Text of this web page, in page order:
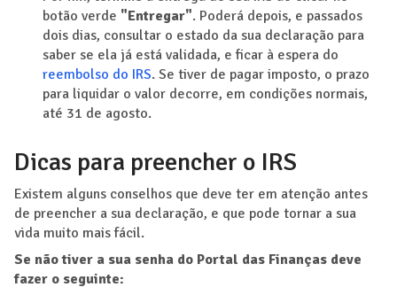
botão verde "Entregar". Poderá depois, e passados
dois dias, consultar o estado da sua declaração para
saber se ela já está validada, e ficar à espera do
reembolso do IRS. Se tiver de pagar imposto, o prazo
para liquidar o valor decorre, em condições normais,
até 31 de agosto.
Dicas para preencher o IRS
Existem alguns conselhos que deve ter em atenção antes
de preencher a sua declaração, e que pode tornar a sua
vida muito mais fácil.
Se não tiver a sua senha do Portal das Finanças deve
fazer o seguinte: